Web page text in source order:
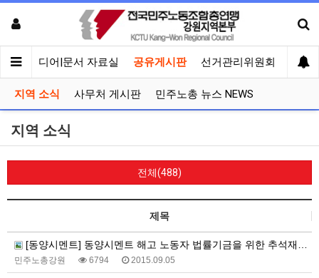
견 미디어|문서 자료실 공유게시판 선거관리위원회
지역 소식 사무처 게시판 민주노총 뉴스 NEWS
지역 소식
전체(488)
제목
[동양시멘트] 동양시멘트 해고 노동자 법률기금을 위한 추석재정사업
민주노총강원 6794 2015.09.05